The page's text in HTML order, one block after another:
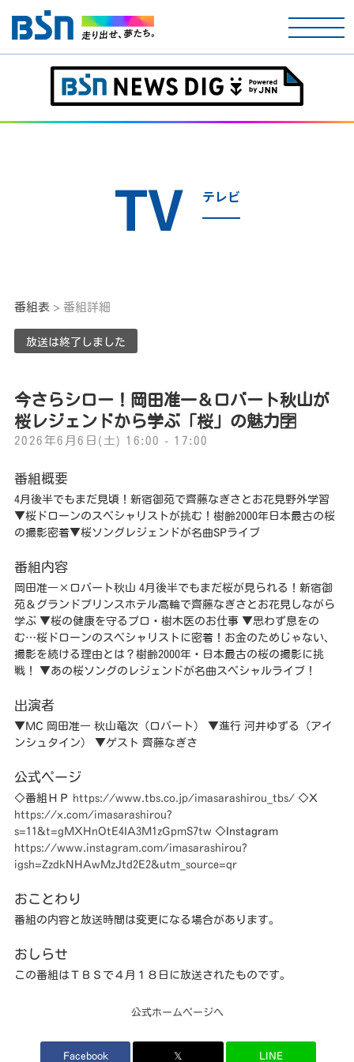
ホーム
テレビ
アナウンサー
天気
プレゼント
コンテンツ・アプリ
キッズ ケンジュ 愛の募金
ショッピング
会社概要・ビジョン
TV テレビ
番組表 > 番組詳細
放送は終了しました
今さらシロー！岡田准一＆ロバート秋山が
桜レジェンドから学ぶ「桜」の魅力🈑
2026年6月6日(土) 16:00 - 17:00
番組概要
4月後半でもまだ見頃！新宿御苑で齊藤なぎさとお花見野外学習
▼桜ドローンのスペシャリストが挑む！樹齢2000年日本最古の桜
の撮影密着▼桜ソングレジェンドが名曲SPライブ
番組内容
岡田准一×ロバート秋山 4月後半でもまだ桜が見られる！新宿御
苑＆グランドプリンスホテル高輪で齊藤なぎさとお花見しながら
学ぶ ▼桜の健康を守るプロ・樹木医のお仕事 ▼思わず息をの
む…桜ドローンのスペシャリストに密着！お金のためじゃない、
撮影を続ける理由とは？樹齢2000年・日本最古の桜の撮影に挑
戦！ ▼あの桜ソングのレジェンドが名曲スペシャルライブ！
出演者
▼MC 岡田准一 秋山竜次（ロバート） ▼進行 河井ゆずる（アイ
ンシュタイン） ▼ゲスト 齊藤なぎさ
公式ページ
◇番組ＨＰ https://www.tbs.co.jp/imasarashirou_tbs/◇X
https://x.com/imasarashirou?
s=11&t=gMXHnOtE4IA3M1zGpmS7tw ◇Instagram
https://www.instagram.com/imasarashirou?
igsh=ZzdkNHAwMzJtd2E2&utm_source=qr
おことわり
番組の内容と放送時間は変更になる場合があります。
おしらせ
この番組はＴＢＳで４月１８日に放送されたものです。
公式ホームページへ
Facebook 𝕏 LINE